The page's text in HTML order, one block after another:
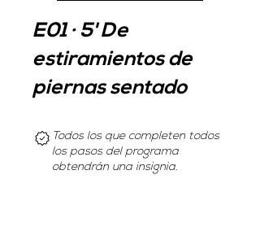
E01 · 5' De
estiramientos de
piernas sentado
Todos los que completen todos
los pasos del programa
obtendrán una insignia.